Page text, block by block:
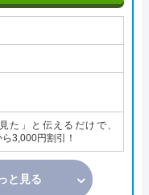
た」と伝えるだけで、
3,000円割引！
と見る